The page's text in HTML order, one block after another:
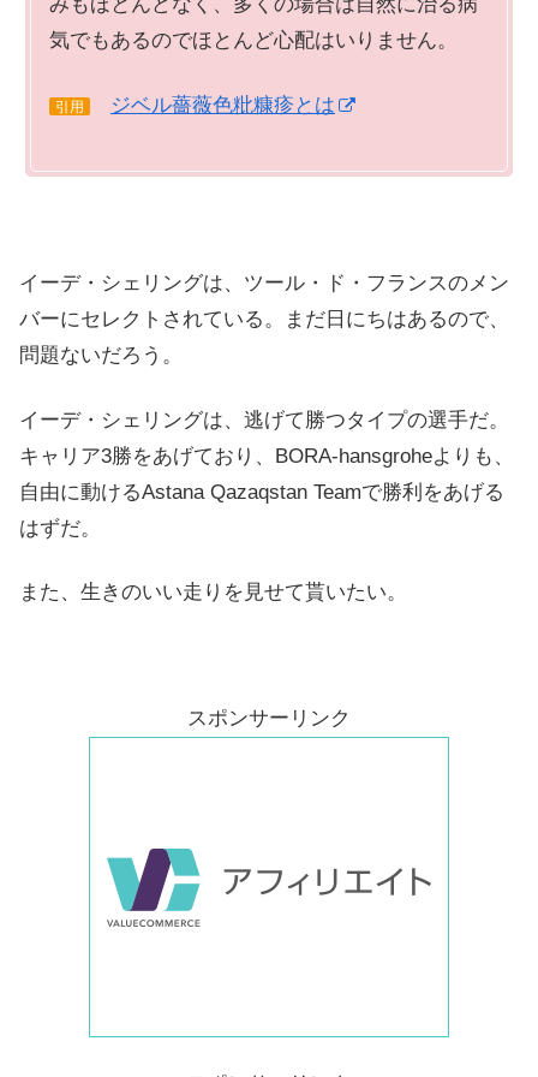
みもほとんどなく、多くの場合は自然に治る病
気でもあるのでほとんど心配はいりません。
引用 ジベル薔薇色粃糠疹とは
イーデ・シェリングは、ツール・ド・フランスのメン
バーにセレクトされている。まだ日にちはあるので、
問題ないだろう。
イーデ・シェリングは、逃げて勝つタイプの選手だ。
キャリア3勝をあげており、BORA-hansgroheよりも、
自由に動けるAstana Qazaqstan Teamで勝利をあげる
はずだ。
また、生きのいい走りを見せて貰いたい。
スポンサーリンク